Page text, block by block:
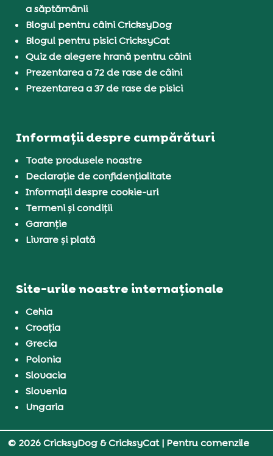
a săptămânii
Blogul pentru câini CricksyDog
Blogul pentru pisici CricksyCat
Quiz de alegere hrană pentru câini
Prezentarea a 72 de rase de câini
Prezentarea a 37 de rase de pisici
Informații despre cumpărături
Toate produsele noastre
Declarație de confidențialitate
Informații despre cookie-uri
Termeni și condiții
Garanție
Livrare și plată
Site-urile noastre internaționale
Cehia
Croația
Grecia
Polonia
Slovacia
Slovenia
Ungaria
© 2026 CricksyDog & CricksyCat| Pentru comenzile